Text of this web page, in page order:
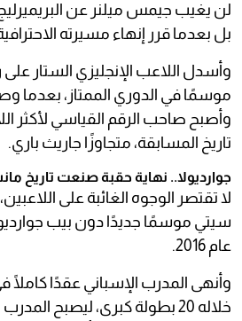
لن يغيب جيمس ميلنر عن
بل بعدما قرر إنهاء مسيرته
وأصبح صاحب الرقم القياسي لأكثر
تاريخ المسابقة، متجاوزًا جاريث باري.
جوارديولا.. نهاية حقبة صنعت تاريخ
لا تقتصر الوجوه الغائبة على
سيتي موسمًا جديدًا دون بيب
عام 2016.
وأنهى المدرب الإسباني عقدًا كاملًا
خلاله 20 بطولة كبرى، ليصبح